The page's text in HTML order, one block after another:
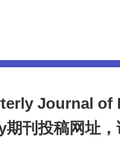
Journal
刊投稿网址，